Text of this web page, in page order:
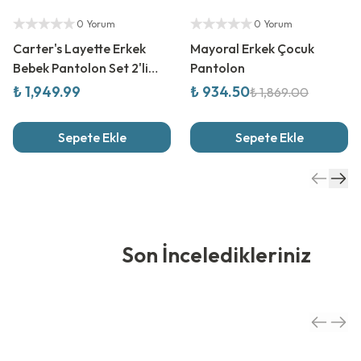
0 Yorum
Carter's Layette Erkek
Bebek Pantolon Set 2'li
Paket
₺ 1,949.99
Sepete Ekle
Yetkili Satıcı
0 Yorum
Mayoral Erkek Çocuk
Pantolon
₺ 934.50₺ 1,869.00
Sepete Ekle
Son İnceledikleriniz